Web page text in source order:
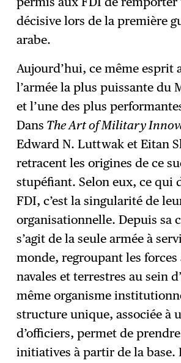
décisive lors de la première
arabe.
Aujourd’hui, ce même esprit
l’armée la plus puissante du
et l’une des plus
Dans The Art of Military
Edward N. Luttwak et Eitan
retracent les origines de ce
stupéfiant. Selon eux, ce qui
FDI, c’est la singularité de
organisationnelle. Depuis sa
s’agit de la seule armée à
monde, regroupant les forces
navales et terrestres au sein
même organisme
structure unique, associée à
d’officiers, permet de
initiatives à partir de la base.